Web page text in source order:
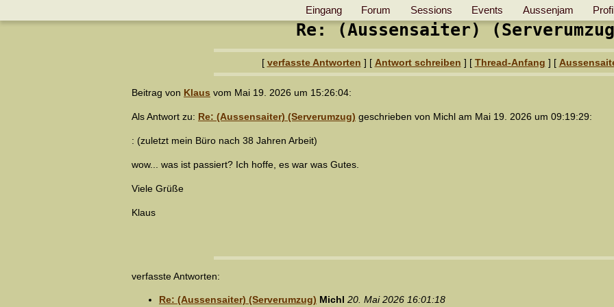
Eingang Forum Sessions Events Aussenjam
Re: (Aussensaiter)
[ verfasste Antworten ] [ Antwort schreiben ] [ Thread-Anfang ] [
Beitrag von Klaus vom Mai 19. 2026 um 15:26:04:
Als Antwort zu: Re: (Aussensaiter) (Serverumzug) geschrieben von Michl am Mai 19. 2026 um 09:19:29:
: (zuletzt mein Büro nach 38 Jahren Arbeit)
wow... was ist passiert? Ich hoffe, es war was Gutes.
Viele Grüße
Klaus
verfasste Antworten:
Re: (Aussensaiter) (Serverumzug) Michl 20. Mai 2026 16:01:18